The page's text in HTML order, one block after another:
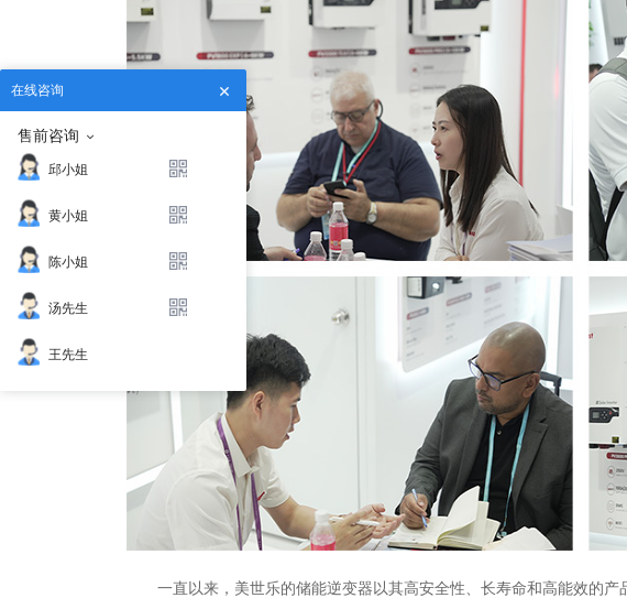
一直以来，美世乐的储能逆变器以其高安全性、长寿命和高能效的产
在线咨询
售前咨询
邱小姐
黄小姐
陈小姐
汤先生
王先生